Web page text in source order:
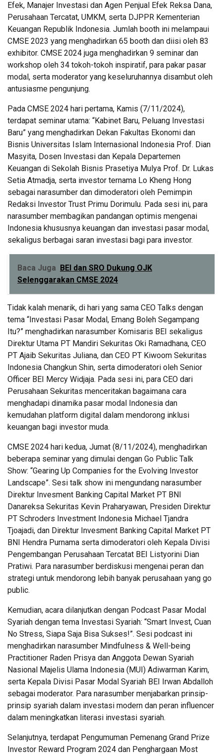
Efek, Manajer Investasi dan Agen Penjual Efek Reksa Dana,
Perusahaan Tercatat, UMKM, serta DJPPR Kementerian
Keuangan Republik Indonesia. Jumlah booth ini melampaui
CMSE 2023 yang menghadirkan 65 booth dan diisi oleh 83
exhibitor. CMSE 2024 juga menghadirkan 9 seminar dan
workshop oleh 34 tokoh-tokoh inspiratif, para pakar pasar
modal, serta moderator yang keseluruhannya disambut oleh
antusiasme pengunjung.
Pada CMSE 2024 hari pertama, Kamis (7/11/2024),
terdapat seminar utama: “Kabinet Baru, Peluang Investasi
Baru” yang menghadirkan Dekan Fakultas Ekonomi dan
Bisnis Universitas Islam Internasional Indonesia Prof. Dian
Masyita, Dosen Investasi dan Kepala Departemen
Keuangan di Sekolah Bisnis Prasetiya Mulya Prof. Dr. Lukas
Setia Atmadja, serta investor ternama Lo Kheng Hong
sebagai narasumber dan dimoderatori oleh Pemimpin
Redaksi Investor Trust Primu Dorimulu. Pada sesi ini, para
narasumber membagikan pandangan optimis mengenai
Indonesia khususnya keuangan dan investasi pasar modal,
sekaligus berbagai saran investasi bagi para investor.
Baca Juga
BEI dan SRO Dukung OJK
Selenggarakan CMSE 2024
Tidak kalah menarik, di hari yang sama CEO Talks dengan
tema “Investasi Pasar Modal, Emang Boleh Segampang
Itu?” menghadirkan narasumber Komisaris BEI sekaligus
Direktur Utama PT Mandiri Sekuritas Oki Ramadhana, CEO
PT Ajaib Sekuritas Juliana, dan CEO PT Kiwoom Sekuritas
Indonesia Changkun Shin, serta dimoderatori oleh Senior
Officer BEI Mercy Widjaja. Pada sesi ini, para CEO dari
Perusahaan Sekuritas menceritakan bagaimana cara
menghadapi dinamika pasar modal Indonesia dan
kemudahan platform digital dalam mendorong inklusi
keuangan bagi investor muda.
CMSE 2024 hari kedua, Jumat (8/11/2024), menghadirkan
beberapa seminar yang dimulai dengan Go Public Talk
Show: “Gearing Up Companies for the Evolving Investor
Landscape”. Sesi talk show ini mengundang narasumber
Direktur Invesment Banking Capital Market PT BNI
Danareksa Sekuritas Kevin Praharyawan, Presiden Direktur
PT Schroders Investment Indonesia Michael Tjandra
Tjoajadi, dan Direktur Invesment Banking Capital Market PT
BNI Hendra Purnama serta dimoderatori oleh Kepala Divisi
Pengembangan Perusahaan Tercatat BEI Listyorini Dian
Pratiwi. Para narasumber berdiskusi mengenai peran dan
strategi untuk mendorong lebih banyak perusahaan yang go
public.
Kemudian, acara dilanjutkan dengan Podcast Pasar Modal
Syariah dengan tema Investasi Syariah: “Smart Invest, Cuan
No Stress, Siapa Saja Bisa Sukses!”. Sesi podcast ini
menghadirkan narasumber Mindfulness & Well-being
Practitioner Raden Prisya dan Anggota Dewan Syariah
Nasional Majelis Ulama Indonesia (MUI) Adiwarman Karim,
serta Kepala Divisi Pasar Modal Syariah BEI Irwan Abdalloh
sebagai moderator. Para narasumber menjabarkan prinsip-
prinsip syariah dalam investasi modern dan peran influencer
dalam meningkatkan literasi investasi syariah.
Selanjutnya, terdapat Pengumuman Pemenang Grand Prize
Investor Reward Program 2024 dan Penghargaan Most